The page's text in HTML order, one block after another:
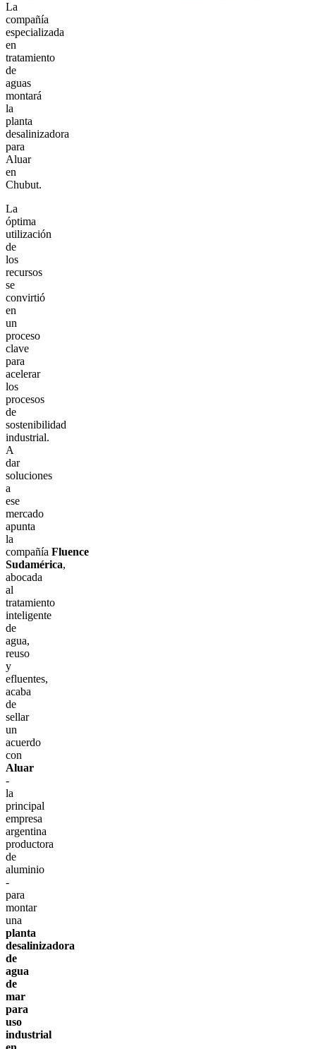
La
compañía
especializada
en
tratamiento
de
aguas
montará
la
planta
desalinizadora
para
Aluar
en
Chubut.
La
óptima
utilización
de
los
recursos
se
convirtió
en
un
proceso
clave
para
acelerar
los
procesos
de
sostenibilidad
industrial.
A
dar
soluciones
a
ese
mercado
apunta
la
compañía Fluence
Sudamérica,
abocada
al
tratamiento
inteligente
de
agua,
reuso
y
efluentes,
acaba
de
sellar
un
acuerdo
con
Aluar
-
la
principal
empresa
argentina
productora
de
aluminio
-
para
montar
una
planta
desalinizadora
de
agua
de
mar
para
uso
industrial